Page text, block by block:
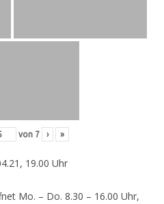
von 7 › »
19.00 Uhr
Mo. – Do. 8.30 – 16.00 Uhr,